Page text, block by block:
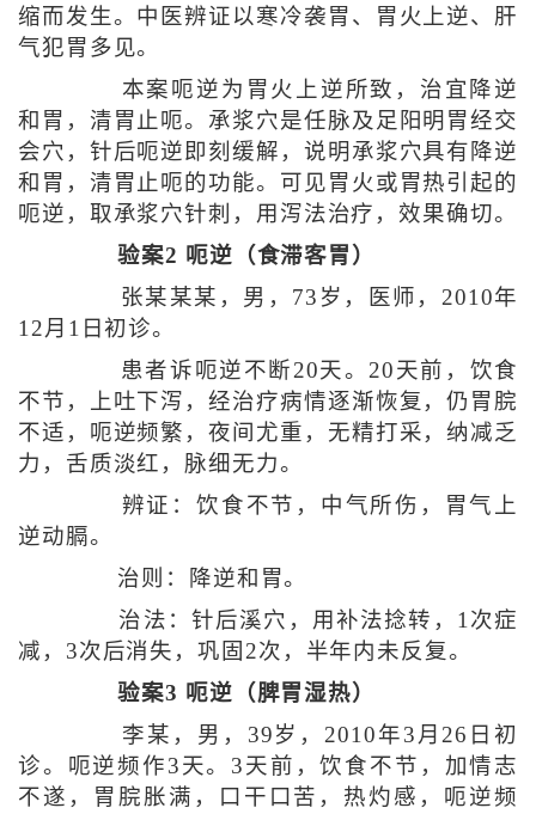
缩而发生。中医辨证以寒冷袭胃、胃火上逆、肝
气犯胃多见。
本案呃逆为胃火上逆所致，治宜降逆
和胃，清胃止呃。承浆穴是任脉及足阳明胃经交
会穴，针后呃逆即刻缓解，说明承浆穴具有降逆
和胃，清胃止呃的功能。可见胃火或胃热引起的
呃逆，取承浆穴针刺，用泻法治疗，效果确切。
验案2 呃逆（食滞客胃）
张某某某，男，73岁，医师，2010年
12月1日初诊。
患者诉呃逆不断20天。20天前，饮食
不节，上吐下泻，经治疗病情逐渐恢复，仍胃脘
不适，呃逆频繁，夜间尤重，无精打采，纳减乏
力，舌质淡红，脉细无力。
辨证：饮食不节，中气所伤，胃气上
逆动膈。
治则：降逆和胃。
治法：针后溪穴，用补法捻转，1次症
减，3次后消失，巩固2次，半年内未反复。
验案3 呃逆（脾胃湿热）
李某，男，39岁，2010年3月26日初
诊。呃逆频作3天。3天前，饮食不节，加情志
不遂，胃脘胀满，口干口苦，热灼感，呃逆频